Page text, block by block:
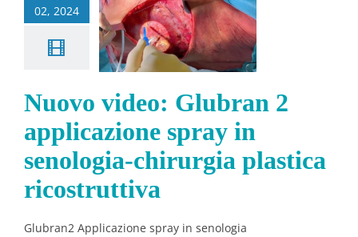
02, 2024
in
Nuovo video: Glubran 2
applicazione spray in
senologia-chirurgia plastica
ricostruttiva
Glubran2 Applicazione spray in senologia